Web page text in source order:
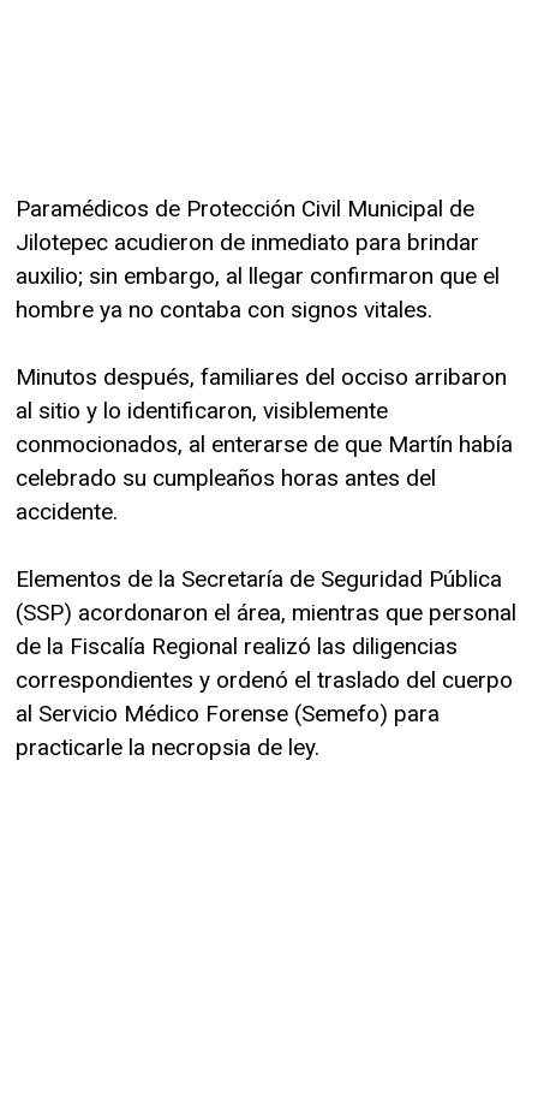
Paramédicos de Protección Civil Municipal de
Jilotepec acudieron de inmediato para brindar
auxilio; sin embargo, al llegar confirmaron que el
hombre ya no contaba con signos vitales.
Minutos después, familiares del occiso arribaron
al sitio y lo identificaron, visiblemente
conmocionados, al enterarse de que Martín había
celebrado su cumpleaños horas antes del
accidente.
Elementos de la Secretaría de Seguridad Pública
(SSP) acordonaron el área, mientras que personal
de la Fiscalía Regional realizó las diligencias
correspondientes y ordenó el traslado del cuerpo
al Servicio Médico Forense (Semefo) para
practicarle la necropsia de ley.